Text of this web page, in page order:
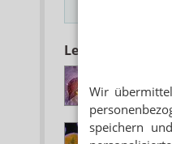
Wir
speichern
Lesen Sie auch